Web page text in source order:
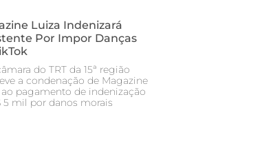
Luiza Indenizará
Por Impor Danças
do TRT da 15ª região
a condenação de Magazine
ao pagamento de indenização
5 mil por danos morais